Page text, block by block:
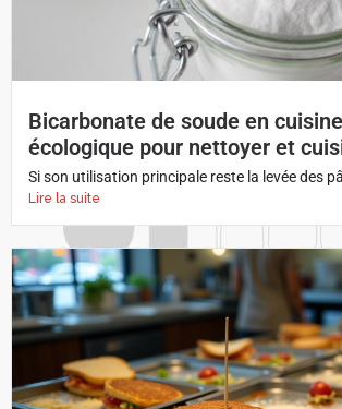
Bicarbonate de soude en
écologique pour nettoyer et
Si son utilisation principale reste la levée des
Lire la suite